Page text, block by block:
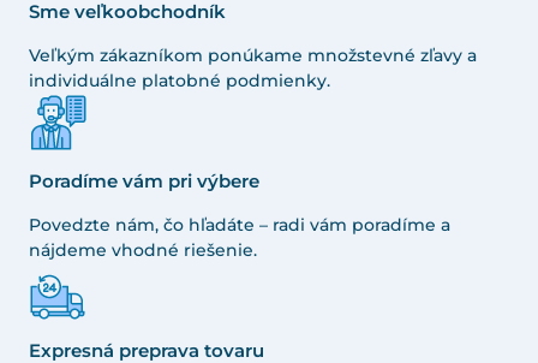
Sme veľkoobchodník
Veľkým zákazníkom ponúkame množstevné zľavy a
individuálne platobné podmienky.
Poradíme vám pri výbere
Povedzte nám, čo hľadáte – radi vám poradíme a
nájdeme vhodné riešenie.
Expresná preprava tovaru